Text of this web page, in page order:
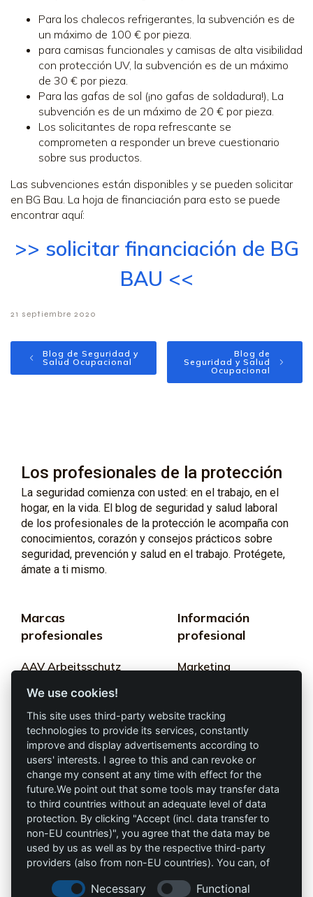
Para los chalecos refrigerantes, la subvención es de
un máximo de 100 € por pieza.
para camisas funcionales y camisas de alta visibilidad
con protección UV, la subvención es de un máximo
de 30 € por pieza.
Para las gafas de sol (¡no gafas de soldadura!), La
subvención es de un máximo de 20 € por pieza.
Los solicitantes de ropa refrescante se
comprometen a responder un breve cuestionario
sobre sus productos.
Las subvenciones están disponibles y se pueden solicitar
en BG Bau. La hoja de financiación para esto se puede
encontrar aquí:
>> solicitar financiación de BG
BAU <<
21 septiembre 2020
Blog de Seguridad y
Salud Ocupacional
Blog de
Seguridad y Salud
Ocupacional
Los profesionales de la protección
La seguridad comienza con usted: en el trabajo, en el
hogar, en la vida. El blog de seguridad y salud laboral
de los profesionales de la protección le acompaña con
conocimientos, corazón y consejos prácticos sobre
seguridad, prevención y salud en el trabajo. Protégete,
ámate a ti mismo.
Marcas
profesionales
AAV Arbeitsschutz
Allprotec® Solo
trabaja seguro
Omniprotect –
Tienda Online
Información
profesional
Marketing
condiciones
Privacidad
Impresión
Contacto
info@die-schutzprofis.de
+49 (511) 679997-97
We use cookies!
This site uses third-party website tracking
technologies to provide its services, constantly
improve and display advertisements according to
users' interests. I agree to this and can revoke or
change my consent at any time with effect for the
future.We point out that some tools may transfer data
to third countries without an adequate level of data
protection. By clicking "Accept (incl. data transfer to
non-EU countries)", you agree that the data may be
used by us as well as by the respective third-party
providers (also from non-EU countries). You can, of
Necessary Functional